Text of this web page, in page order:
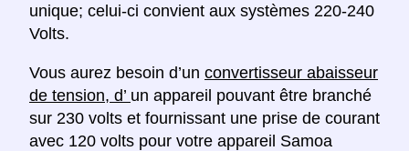
unique; celui-ci convient aux systèmes 220-240
Volts.
Vous aurez besoin d’un convertisseur abaisseur
de tension, d’ un appareil pouvant être branché
sur 230 volts et fournissant une prise de courant
avec 120 volts pour votre appareil Samoa